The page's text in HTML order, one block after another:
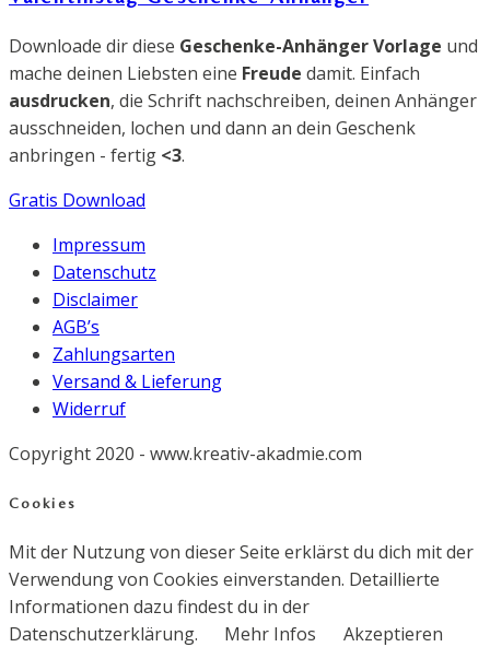
Downloade dir diese Geschenke-Anhänger Vorlage und
mache deinen Liebsten eine Freude damit. Einfach
ausdrucken, die Schrift nachschreiben, deinen Anhänger
ausschneiden, lochen und dann an dein Geschenk
anbringen - fertig <3.
Gratis Download
Impressum
Datenschutz
Disclaimer
AGB’s
Zahlungsarten
Versand & Lieferung
Widerruf
Copyright 2020 - www.kreativ-akadmie.com
Cookies
Mit der Nutzung von dieser Seite erklärst du dich mit der
Verwendung von Cookies einverstanden. Detaillierte
Informationen dazu findest du in der
Datenschutzerklärung.
Mehr Infos
Akzeptieren